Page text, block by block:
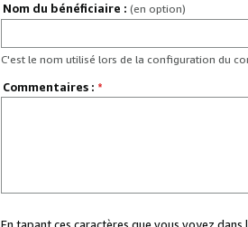
Nom du bénéficiaire : (en option)
C'est le nom utilisé lors de la configuration du
Commentaires : *